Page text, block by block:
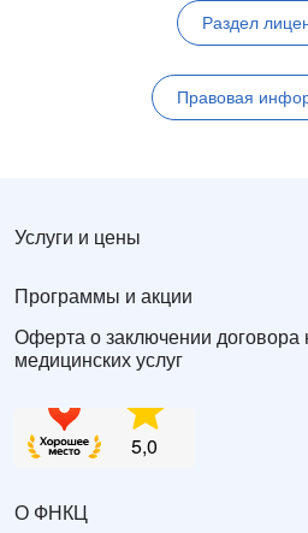
Раздел
Правовая
Услуги и цены
Программы и акции
Оферта о заключении договора
медицинских услуг
О ФНКЦ